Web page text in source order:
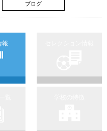
ブログ
報